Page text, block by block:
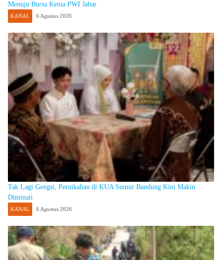
Menuju Bursa Ketua PWI Jabar
KANAL 6 Agustus 2026
Tak Lagi Gengsi, Pernikahan di KUA Sumur Bandung Kini Makin
Diminati
KANAL 6 Agustus 2026